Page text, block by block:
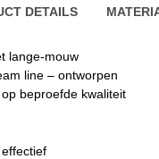
DETAILS
lange-mouw
line – ontworpen
beproefde kwaliteit